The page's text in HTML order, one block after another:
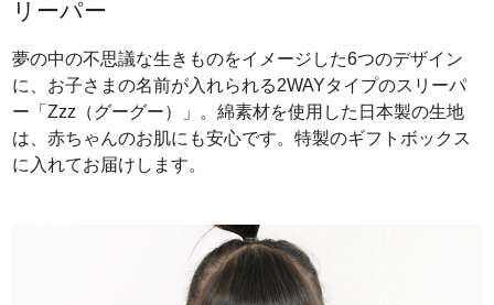
リーパー
夢の中の不思議な生きものをイメージした6つのデザイン
に、お子さまの名前が入れられる2WAYタイプのスリーパ
ー「Zzz（グーグー）」。綿素材を使用した日本製の生地
は、赤ちゃんのお肌にも安心です。特製のギフトボックス
に入れてお届けします。